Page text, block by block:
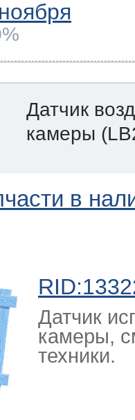
Датчик
камеры
в
Датчик
камеры,
техники.